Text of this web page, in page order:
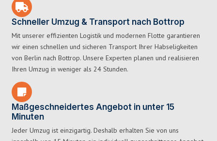
Schneller Umzug & Transport nach Bottrop
Mit unserer effizienten Logistik und modernen Flotte garantieren
wir einen schnellen und sicheren Transport Ihrer Habseligkeiten
von Berlin nach Bottrop. Unsere Experten planen und realisieren
Ihren Umzug in weniger als 24 Stunden.
Maßgeschneidertes Angebot in unter 15
Minuten
Jeder Umzug ist einzigartig. Deshalb erhalten Sie von uns